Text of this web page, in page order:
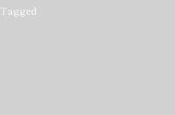
Tagged